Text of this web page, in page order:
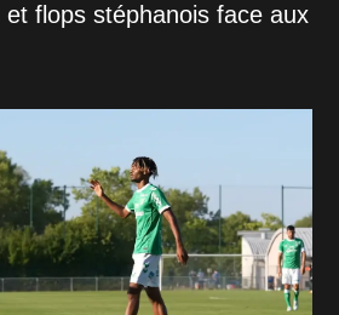
flops stéphanois face aux